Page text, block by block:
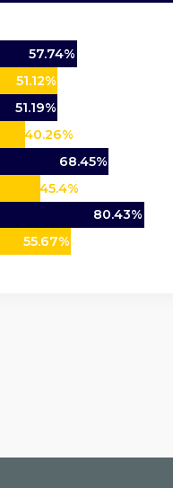
57.74%
51.12%
51.19%
40.26%
68.45%
45.4%
80.43%
55.67%